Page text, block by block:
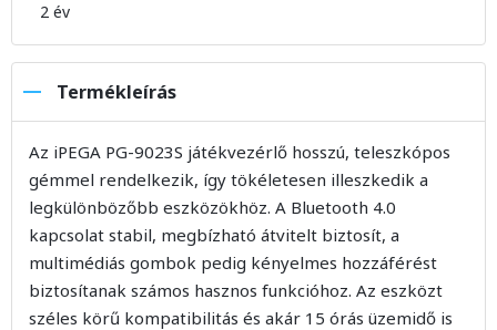
2 év
Termékleírás
Az iPEGA PG-9023S játékvezérlő hosszú, teleszkópos
gémmel rendelkezik, így tökéletesen illeszkedik a
legkülönbözőbb eszközökhöz. A Bluetooth 4.0
kapcsolat stabil, megbízható átvitelt biztosít, a
multimédiás gombok pedig kényelmes hozzáférést
biztosítanak számos hasznos funkcióhoz. Az eszközt
széles körű kompatibilitás és akár 15 órás üzemidő is